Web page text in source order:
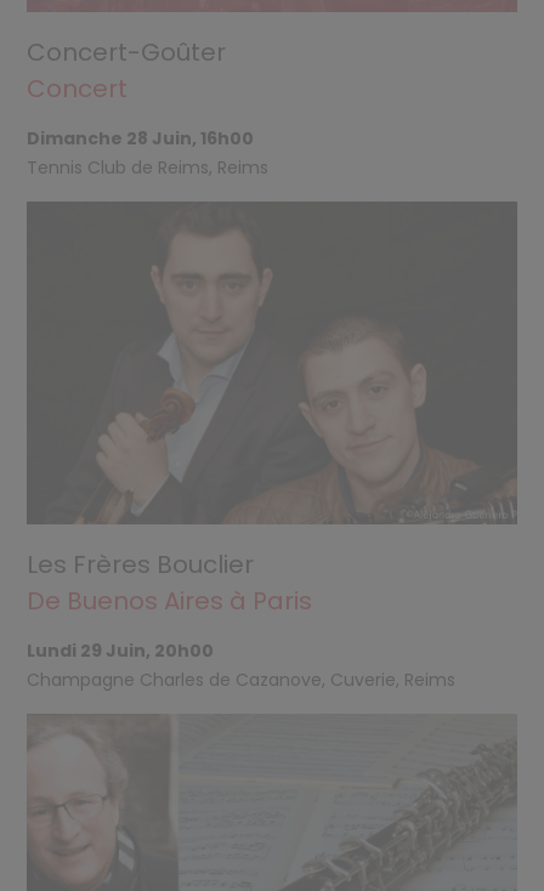
Concert-Goûter
Concert
Dimanche 28 Juin, 16h00
Tennis Club de Reims, Reims
Les Frères Bouclier
De Buenos Aires à Paris
Lundi 29 Juin, 20h00
Champagne Charles de Cazanove, Cuverie, Reims